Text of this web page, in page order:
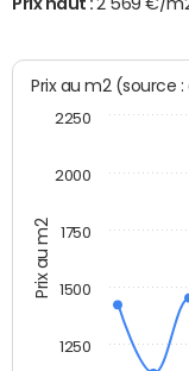
Prix au m2
Prix au m2
1250
1500
1750
2000
2250